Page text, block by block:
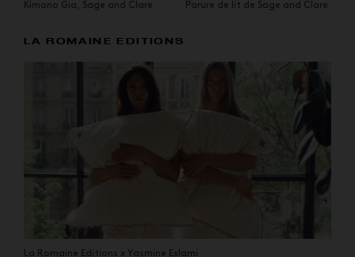
Kimono Gia, Sage and Clare Parure de lit de Sage and Clare
LA ROMAINE EDITIONS
La Romaine Editions x Yasmine Eslami